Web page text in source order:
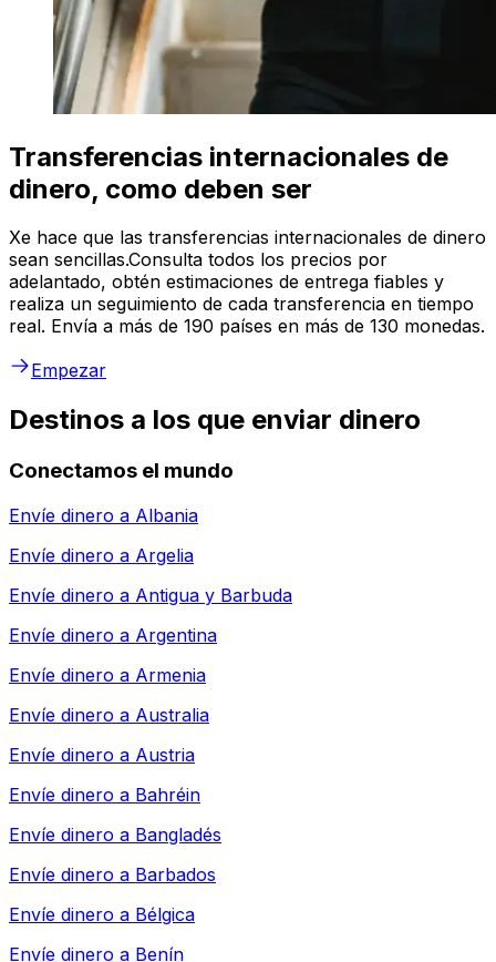
Transferencias internacionales de
dinero, como deben ser
Xe hace que las transferencias internacionales de dinero
sean sencillas.Consulta todos los precios por
adelantado, obtén estimaciones de entrega fiables y
realiza un seguimiento de cada transferencia en tiempo
real. Envía a más de 190 países en más de 130 monedas.
Empezar
Destinos a los que enviar dinero
Conectamos el mundo
Envíe dinero a Albania
Envíe dinero a Argelia
Envíe dinero a Antigua y Barbuda
Envíe dinero a Argentina
Envíe dinero a Armenia
Envíe dinero a Australia
Envíe dinero a Austria
Envíe dinero a Bahréin
Envíe dinero a Bangladés
Envíe dinero a Barbados
Envíe dinero a Bélgica
Envíe dinero a Benín